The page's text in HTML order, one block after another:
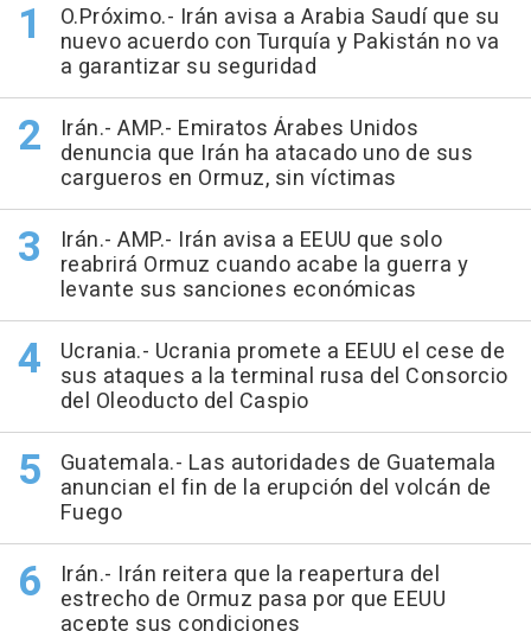
O.Próximo.- Irán avisa a Arabia Saudí que su
nuevo acuerdo con Turquía y Pakistán no va
a garantizar su seguridad
Irán.- AMP.- Emiratos Árabes Unidos
denuncia que Irán ha atacado uno de sus
cargueros en Ormuz, sin víctimas
Irán.- AMP.- Irán avisa a EEUU que solo
reabrirá Ormuz cuando acabe la guerra y
levante sus sanciones económicas
Ucrania.- Ucrania promete a EEUU el cese de
sus ataques a la terminal rusa del Consorcio
del Oleoducto del Caspio
Guatemala.- Las autoridades de Guatemala
anuncian el fin de la erupción del volcán de
Fuego
Irán.- Irán reitera que la reapertura del
estrecho de Ormuz pasa por que EEUU